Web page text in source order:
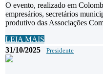
O evento, realizado em
empresários, secretários
produtivo das Associações
LEIA MAIS
31/10/2025
Presidente